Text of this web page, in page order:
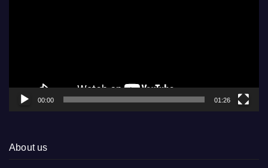
00:00 01:26
About us